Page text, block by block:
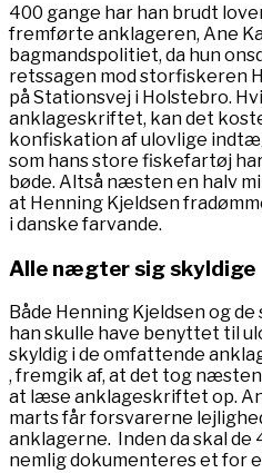
400 gange har han brudt
fremførte anklageren, Ane
bagmandspolitiet, da hun
retssagen mod storfiskeren
på Stationsvej i Holstebro.
anklageskriftet, kan det
konfiskation af ulovlige
som hans store fiskefartøj
bøde. Altså næsten en halv
at Henning Kjeldsen
i danske farvande.
Alle nægter sig skyldige
Både Henning Kjeldsen og
han skulle have benyttet til
skyldig i de omfattende
, fremgik af, at det tog
at læse anklageskriftet op.
marts får forsvarerne
anklagerne. Inden da skal
nemlig dokumenteres et for